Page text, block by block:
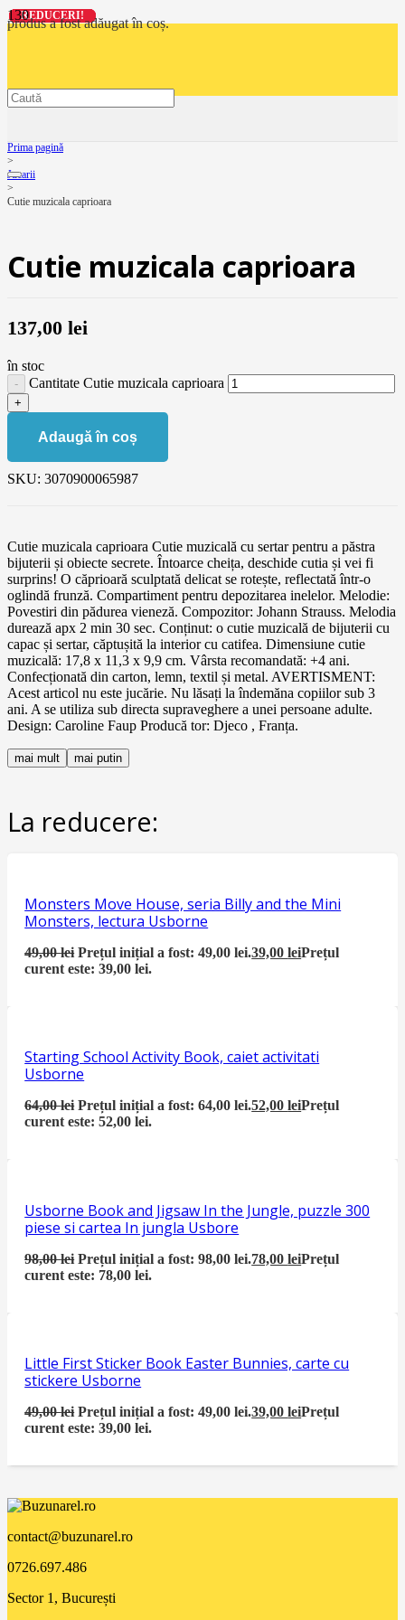
produsa fost adăugat în coș.
Prima pagină
>
Jucarii
>
Cutie muzicala caprioara
Cutie muzicala caprioara
137,00 lei
în stoc
Cantitate Cutie muzicala caprioara
Adaugă în coș
SKU: 3070900065987
Cutie muzicala caprioara Cutie muzicală cu sertar pentru a păstra
bijuterii și obiecte secrete. Întoarce cheița, deschide cutia și vei fi
surprins! O căprioară sculptată delicat se rotește, reflectată într-o
oglindă frunză. Compartiment pentru depozitarea inelelor. Melodie:
Povestiri din pădurea vieneză. Compozitor: Johann Strauss. Melodia
durează apx 2 min 30 sec. Conținut: o cutie muzicală de bijuterii cu
capac și sertar, căptușită la interior cu catifea. Dimensiune cutie
muzicală: 17,8 x 11,3 x 9,9 cm. Vârsta recomandată: +4 ani.
Confecționată din carton, lemn, textil și metal. AVERTISMENT:
Acest articol nu este jucărie. Nu lăsați la îndemăna copiilor sub 3
ani. A se utiliza sub directa supraveghere a unei persoane adulte.
Design: Caroline Faup Producă tor: Djeco , Franța.
mai mult mai putin
La reducere:
REDUCERI!
Monsters Move House, seria Billy and the Mini
Monsters, lectura Usborne
49,00lei Prețul inițial a fost: 49,00 lei.39,00leiPrețul
curent este: 39,00 lei.
REDUCERI!
Starting School Activity Book, caiet activitati
Usborne
64,00lei Prețul inițial a fost: 64,00 lei.52,00leiPrețul
curent este: 52,00 lei.
REDUCERI!
Usborne Book and Jigsaw In the Jungle, puzzle 300
piese si cartea In jungla Usbore
98,00lei Prețul inițial a fost: 98,00 lei.78,00leiPrețul
curent este: 78,00 lei.
REDUCERI!
Little First Sticker Book Easter Bunnies, carte cu
stickere Usborne
49,00lei Prețul inițial a fost: 49,00 lei.39,00leiPrețul
curent este: 39,00 lei.
contact@buzunarel.ro
0726.697.486
Sector 1, București